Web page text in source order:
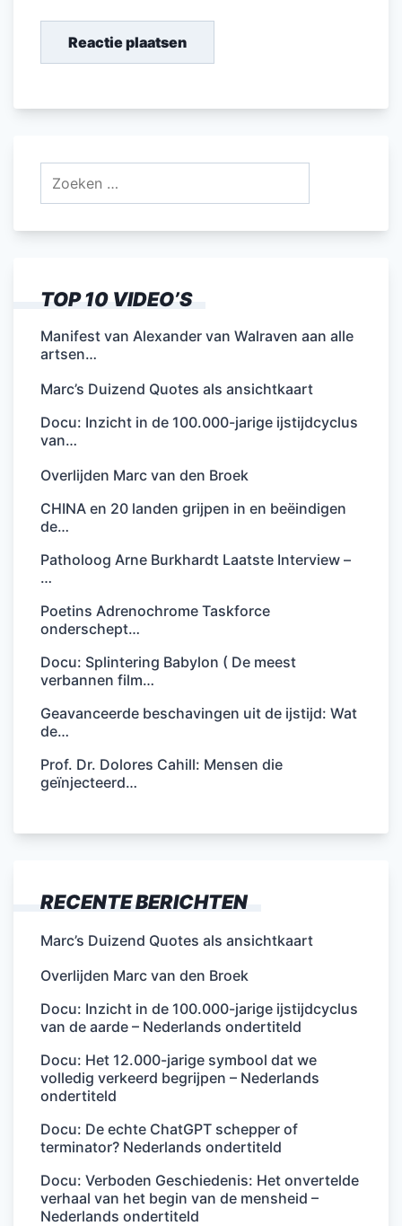
TOP 10 VIDEO’S
Manifest van Alexander van Walraven aan alle
artsen…
Marc’s Duizend Quotes als ansichtkaart
Docu: Inzicht in de 100.000-jarige ijstijdcyclus
van…
Overlijden Marc van den Broek
CHINA en 20 landen grijpen in en beëindigen
de…
Patholoog Arne Burkhardt Laatste Interview –
…
Poetins Adrenochrome Taskforce
onderschept…
Docu: Splintering Babylon ( De meest
verbannen film…
Geavanceerde beschavingen uit de ijstijd: Wat
de…
Prof. Dr. Dolores Cahill: Mensen die
geïnjecteerd…
RECENTE BERICHTEN
Marc’s Duizend Quotes als ansichtkaart
Overlijden Marc van den Broek
Docu: Inzicht in de 100.000-jarige ijstijdcyclus
van de aarde – Nederlands ondertiteld
Docu: Het 12.000-jarige symbool dat we
volledig verkeerd begrijpen – Nederlands
ondertiteld
Docu: De echte ChatGPT schepper of
terminator? Nederlands ondertiteld
Docu: Verboden Geschiedenis: Het onvertelde
verhaal van het begin van de mensheid –
Nederlands ondertiteld